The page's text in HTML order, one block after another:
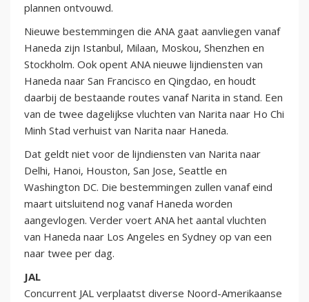
plannen ontvouwd.
Nieuwe bestemmingen die ANA gaat aanvliegen vanaf
Haneda zijn Istanbul, Milaan, Moskou, Shenzhen en
Stockholm. Ook opent ANA nieuwe lijndiensten van
Haneda naar San Francisco en Qingdao, en houdt
daarbij de bestaande routes vanaf Narita in stand. Een
van de twee dagelijkse vluchten van Narita naar Ho Chi
Minh Stad verhuist van Narita naar Haneda.
Dat geldt niet voor de lijndiensten van Narita naar
Delhi, Hanoi, Houston, San Jose, Seattle en
Washington DC. Die bestemmingen zullen vanaf eind
maart uitsluitend nog vanaf Haneda worden
aangevlogen. Verder voert ANA het aantal vluchten
van Haneda naar Los Angeles en Sydney op van een
naar twee per dag.
JAL
Concurrent JAL verplaatst diverse Noord-Amerikaanse